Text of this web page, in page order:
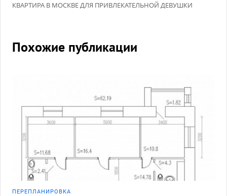
КВАРТИРА В МОСКВЕ ДЛЯ ПРИВЛЕКАТЕЛЬНОЙ ДЕВУШКИ
Похожие публикации
ПЕРЕПЛАНИРОВКА